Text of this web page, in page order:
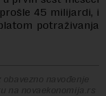
45 milijardi, i
potraživanja
navođenje
novaekonomija.rs